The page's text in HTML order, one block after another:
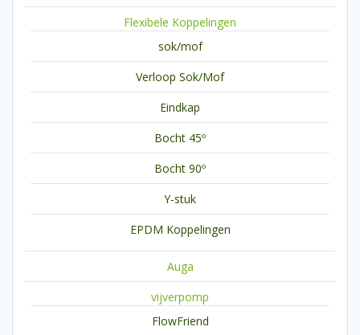
Flexibele Koppelingen
sok/mof
Verloop Sok/Mof
Eindkap
Bocht 45º
Bocht 90º
Y-stuk
EPDM Koppelingen
Auga
vijverpomp
FlowFriend